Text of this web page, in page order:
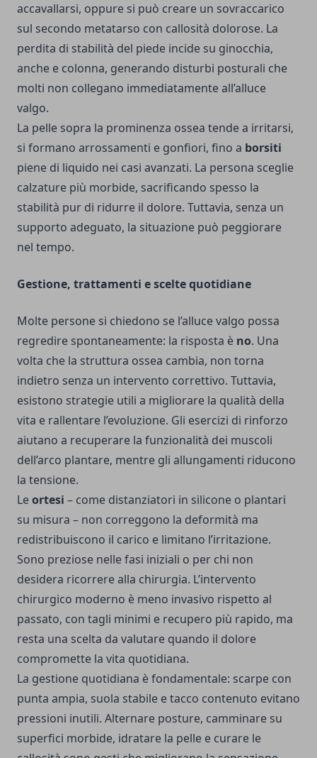
accavallarsi, oppure si può creare un sovraccarico
sul secondo metatarso con callosità dolorose. La
perdita di stabilità del piede incide su ginocchia,
anche e colonna, generando disturbi posturali che
molti non collegano immediatamente all’alluce
valgo.
La pelle sopra la prominenza ossea tende a irritarsi,
si formano arrossamenti e gonfiori, fino a borsiti
piene di liquido nei casi avanzati. La persona sceglie
calzature più morbide, sacrificando spesso la
stabilità pur di ridurre il dolore. Tuttavia, senza un
supporto adeguato, la situazione può peggiorare
nel tempo.
Gestione, trattamenti e scelte quotidiane
Molte persone si chiedono se l’alluce valgo possa
regredire spontaneamente: la risposta è no. Una
volta che la struttura ossea cambia, non torna
indietro senza un intervento correttivo. Tuttavia,
esistono strategie utili a migliorare la qualità della
vita e rallentare l’evoluzione. Gli esercizi di rinforzo
aiutano a recuperare la funzionalità dei muscoli
dell’arco plantare, mentre gli allungamenti riducono
la tensione.
Leortesi – come distanziatori in silicone o plantari
su misura – non correggono la deformità ma
redistribuiscono il carico e limitano l’irritazione.
Sono preziose nelle fasi iniziali o per chi non
desidera ricorrere alla chirurgia. L’intervento
chirurgico moderno è meno invasivo rispetto al
passato, con tagli minimi e recupero più rapido, ma
resta una scelta da valutare quando il dolore
compromette la vita quotidiana.
La gestione quotidiana è fondamentale: scarpe con
punta ampia, suola stabile e tacco contenuto evitano
pressioni inutili. Alternare posture, camminare su
superfici morbide, idratare la pelle e curare le